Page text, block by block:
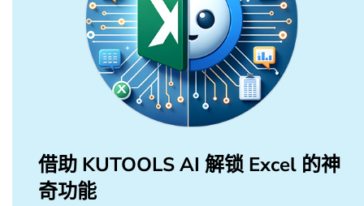
借助 KUTOOLS AI 解锁 Excel 的神
奇功能